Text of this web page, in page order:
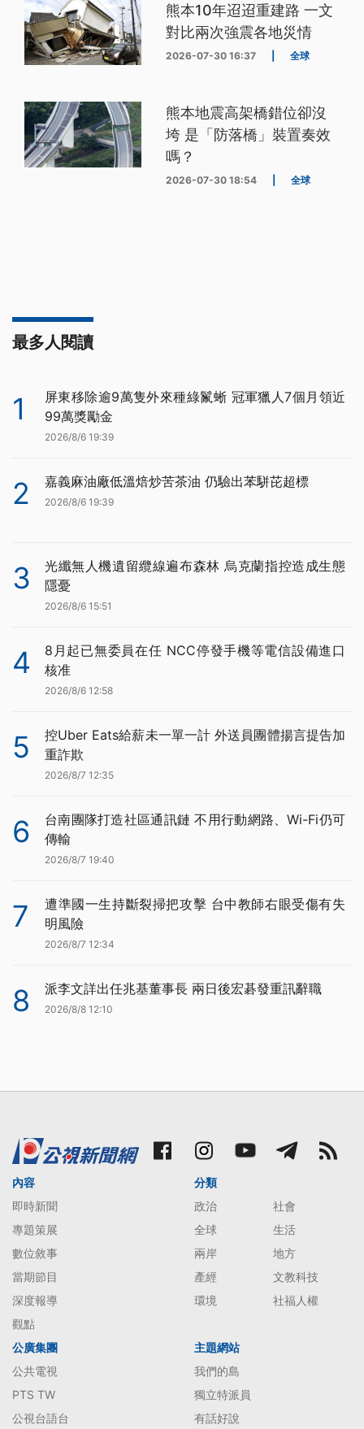
熊本10年迢迢重建路 一文
對比兩次強震各地災情
2026-07-30 16:37 全球
熊本地震高架橋錯位卻沒
垮 是「防落橋」裝置奏效
嗎？
2026-07-30 18:54 全球
最多人閱讀
1
屏東移除逾9萬隻外來種綠鬣蜥 冠軍獵人7個月領近
99萬獎勵金
2026/8/6 19:39
2 嘉義麻油廠低溫焙炒苦茶油 仍驗出苯駢芘超標
2026/8/6 19:39
3
光纖無人機遺留纜線遍布森林 烏克蘭指控造成生態
隱憂
2026/8/6 15:51
4
8月起已無委員在任 NCC停發手機等電信設備進口
核准
2026/8/6 12:58
5
控Uber Eats給薪未一單一計 外送員團體揚言提告加
重詐欺
2026/8/7 12:35
6
台南團隊打造社區通訊鏈 不用行動網路、Wi-Fi仍可
傳輸
2026/8/7 19:40
7
遭準國一生持斷裂掃把攻擊 台中教師右眼受傷有失
明風險
2026/8/7 12:34
8 派李文詳出任兆基董事長 兩日後宏碁發重訊辭職
2026/8/8 12:10
內容
即時新聞
專題策展
數位敘事
當期節目
深度報導
觀點
分類
政治
社會
全球
生活
兩岸
地方
產經
文教科技
環境
社福人權
公廣集團
公共電視
PTS TW
公視台語台
主題網站
我們的島
獨立特派員
有話好說